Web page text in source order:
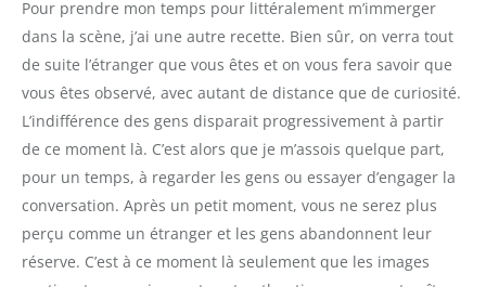
Pour prendre mon temps pour littéralement m’immerger
dans la scène, j’ai une autre recette. Bien sûr, on verra tout
de suite l’étranger que vous êtes et on vous fera savoir que
vous êtes observé, avec autant de distance que de curiosité.
L’indifférence des gens disparait progressivement à partir
de ce moment là. C’est alors que je m’assois quelque part,
pour un temps, à regarder les gens ou essayer d’engager la
conversation. Après un petit moment, vous ne serez plus
perçu comme un étranger et les gens abandonnent leur
réserve. C’est à ce moment là seulement que les images